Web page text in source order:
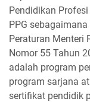
Pendidikan
PPG
Peraturan Menteri
Nomor 55 Tahun
adalah program
program sarjana
sertifikat pendidik